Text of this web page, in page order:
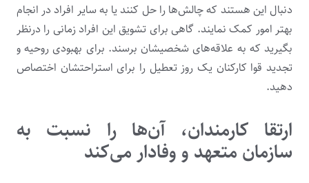
دنبال این هستند که چالش‌ها را حل کنند یا به سایر افراد در انجام
بهتر امور کمک نمایند. گاهی برای تشویق این افراد زمانی را درنظر
بگیرید که به علاقه‌های شخصیشان برسند. برای بهبودی روحیه و
تجدید قوا کارکنان یک روز تعطیل را برای استراحتشان اختصاص
دهید.
ارتقا کارمندان، آن‌ها را نسبت به
سازمان متعهد و وفادار می‌کند